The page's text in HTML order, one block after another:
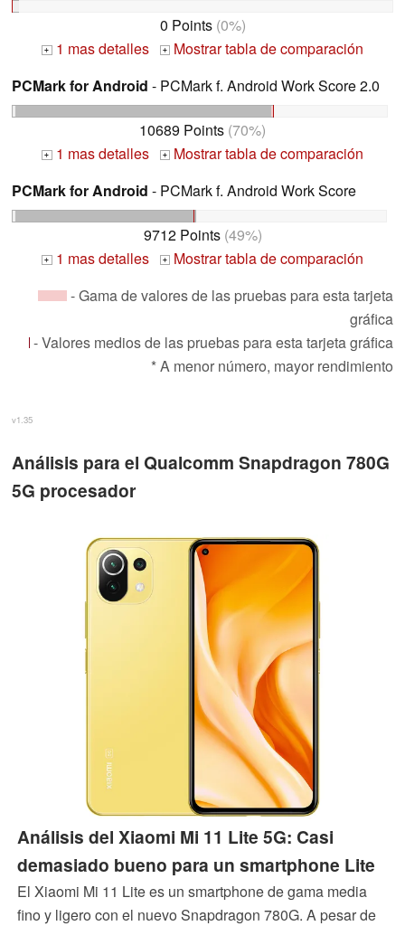
0 Points(0%)
+ 1 mas detalles +
Mostrar tabla de comparación
PCMark for Android - PCMark f. Android Work Score 2.0
10689 Points (70%)
+ 1 mas detalles +
Mostrar tabla de comparación
PCMark for Android - PCMark f. Android Work Score
9712 Points(49%)
+ 1 mas detalles +
Mostrar tabla de comparación
- Gama de valores de las pruebas para esta tarjeta
gráfica
- Valores medios de las pruebas para esta tarjeta gráfica
* A menor número, mayor rendimiento
v1.35
Análisis para el Qualcomm Snapdragon 780G
5G procesador
Análisis del Xiaomi Mi 11 Lite 5G: Casi
demasiado bueno para un smartphone Lite
El Xiaomi Mi 11 Lite es un smartphone de gama media
fino y ligero con el nuevo Snapdragon 780G. A pesar de